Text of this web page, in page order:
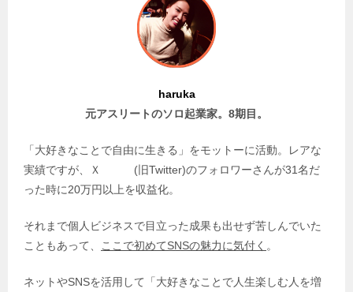
haruka
元アスリートのソロ起業家。8期目。
「大好きなことで自由に生きる」をモットーに活動。レアな
実績ですが、Ｘ (旧Twitter)のフォロワーさんが31名だ
った時に20万円以上を収益化。
それまで個人ビジネスで目立った成果も出せず苦しんでいた
こともあって、
ここで初めてSNSの魅力に気付く 。
ネットやSNSを活用して「大好きなことで人生楽しむ人を増